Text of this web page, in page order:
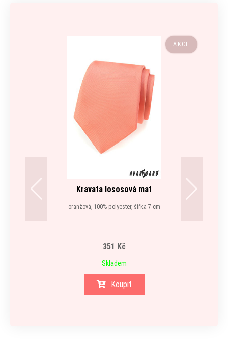
AKCE
Kravata lososová mat
oranžová, 100% polyester, šířka 7 cm
351 Kč
Skladem
Koupit